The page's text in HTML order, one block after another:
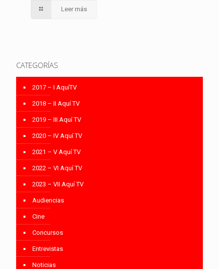
Leer más
CATEGORÍAS
2017 – I AquíTV
2018 – II Aquí TV
2019 – III Aquí TV
2020 – IV Aquí TV
2021 – V Aquí TV
2022 – VI Aquí TV
2023 – VII Aquí TV
Audiencias
Cine
Concursos
Entrevistas
Noticias